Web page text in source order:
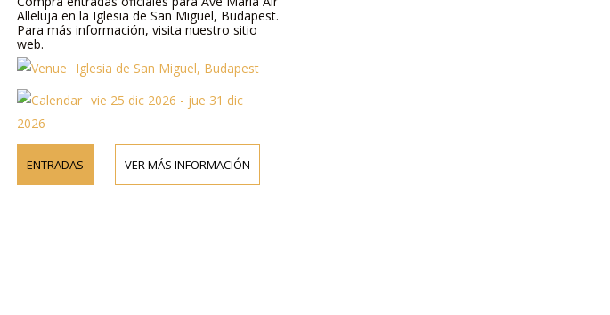
Alleluja en la Iglesia de San Miguel, Budapest.
Para más información, visita nuestro sitio
web.
Iglesia de San Miguel, Budapest
vie 25 dic 2026 - jue 31 dic
2026
ENTRADAS VER MÁS INFORMACIÓN